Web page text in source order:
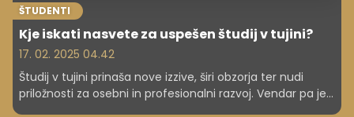
ŠTUDENTI
Kje iskati nasvete za uspešen študij v tujini?
17. 02. 2025 04.42
Študij v tujini prinaša nove izzive, širi obzorja ter nudi
priložnosti za osebni in profesionalni razvoj. Vendar pa je